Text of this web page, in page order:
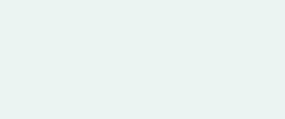
实是一首寓理趣于形象之中的哲理诗。